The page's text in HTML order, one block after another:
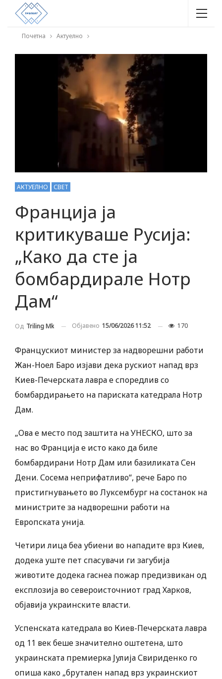
Почетна Актуелно
АКТУЕЛНО СВЕТ
Франција ја
критикуваше Русија:
„Како да сте ja
бомбардирале Нотр
Дам“
Од Triling Mk Објавено 15/06/2026 11:52 170
Францускиот министер за надворешни работи
Жан-Ноел Баро изјави дека рускиот напад врз
Киев-Печерската лавра е споредлив со
бомбардирањето на париската катедрала Нотр
Дам.
„Ова е место под заштита на УНЕСКО, што за
нас во Франција е исто како да биле
бомбардирани Нотр Дам или базиликата Сен
Дени. Сосема неприфатливо“, рече Баро по
пристигнувањето во Луксембург на состанок на
министрите за надворешни работи на
Европската унија.
Четири лица беа убиени во нападите врз Киев,
додека уште пет спасувачи ги загубија
животите додека гаснеа пожар предизвикан од
експлозија во североисточниот град Харков,
објавија украинските власти.
Успенската катедрала во Киев-Печерската лавра
од 11 век беше значително оштетена, што
украинската премиерка Јулија Свириденко го
опиша како „брутален напад врз украинскиот